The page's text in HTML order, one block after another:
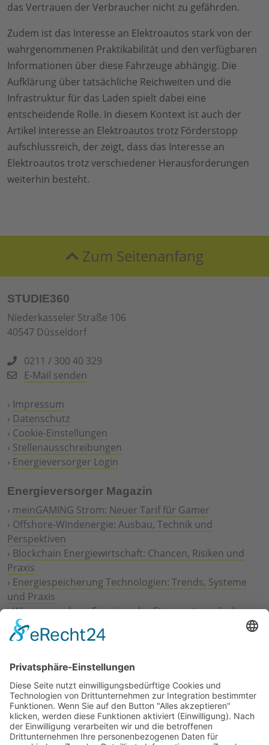
das Vertrauen der Verbraucher nicht zu gefährden.
Zudem ist das Interesse an Elektroautos stark von der
wahrgenommenen Praktikabilität und den verfügbaren
Informationen über diese Fahrzeuge abhängig. Die
Aufklärung über tatsächliche Reichweiten und die
Infrastruktur für das Laden spielt dabei eine
entscheidende Rolle. In diesem Kontext ist auch der
Artikel Interesse an Elektroautos trotz Förderstopp
aufschlussreich, der zeigt, dass das Interesse an
Elektroautos trotz verschiedener Herausforderungen
weiterhin besteht.
Zum Seitenanfang
STUDIE360
Niederkasseler Straße 106
40547 Düsseldorf
0211 / 300 40 329
E-Mail senden
› Impressum
› Datenschutz
› Cookie-Einstellungen
› Stellenausschreibungen
› Energieversorger Login
Energieversorger Magazin
› meinGAMING Strom: Neuer Tarif für Gamer
› Offshore-Windenergie: Ausbau, Technik und
Perspektiven
› Blockchain Energiewirtschaft: Chancen, Risiken und
Praxis
› Energiespeicherung Technologien: Trends, Systeme
und Praxis
›Wie erneuerbare Energien das Stromnetz verändern
Digitalisierung Energiewirtschaft: Effizienz, Netze und
Prozesse
Geschäftsmodelle
›Vorstandswechsel Westenergie: Böddeling übernimmt
befristet
›Wasserstoff-Hochlauf: Dialog, Infrastruktur und
konkrete Schritte
›Solaranlage Regenbogenfarben: FC St. Pauli und